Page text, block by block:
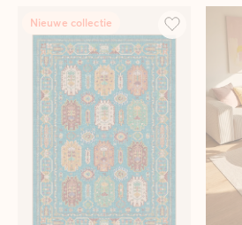
Nieuwe collectie